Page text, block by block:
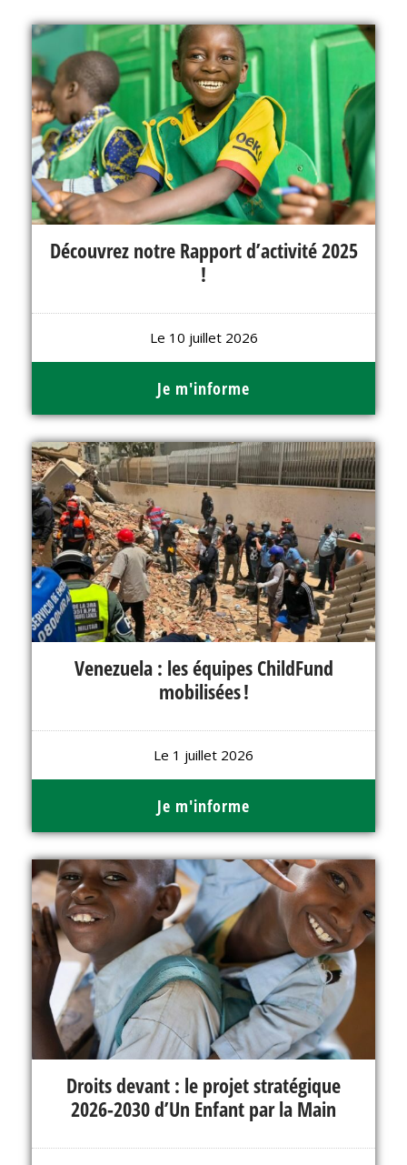
Découvrez notre Rapport d’activité 2025
!
Le 10 juillet 2026
Je m'informe
Venezuela : les équipes ChildFund
mobilisées !
Le 1 juillet 2026
Je m'informe
Droits devant : le projet stratégique
2026-2030 d’Un Enfant par la Main